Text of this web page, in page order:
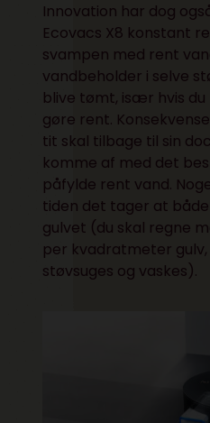
Innovation har dog
Ecovacs X8 konstant
svampen med rent
vandbeholder i selve
blive tømt, især hvis
gøre rent.
tit skal tilbage til sin
komme af med det
påfylde rent vand.
tiden det tager at
gulvet (du skal regne
per kvadratmeter
støvsuges og vaskes).